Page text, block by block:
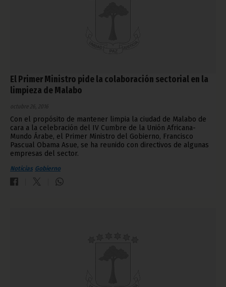
El Primer Ministro pide la colaboración sectorial en la
limpieza de Malabo
octubre 26, 2016
Con el propósito de mantener limpia la ciudad de Malabo de
cara a la celebración del IV Cumbre de la Unión Africana-
Mundo Árabe, el Primer Ministro del Gobierno, Francisco
Pascual Obama Asue, se ha reunido con directivos de algunas
empresas del sector.
Noticias Gobierno